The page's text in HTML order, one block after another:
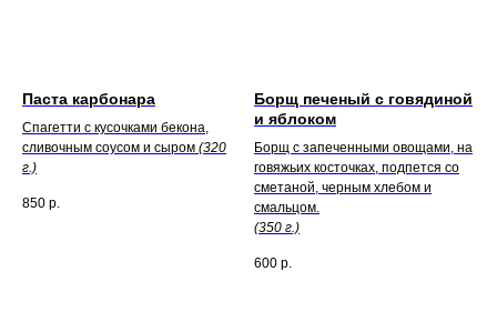
Паста карбонара
Спагетти с кусочками бекона,
сливочным соусом и сыром (320
г.)
850 р.
Борщ печеный с говядиной
и яблоком
Борщ с запеченными овощами, на
говяжьих косточках, подпется со
сметаной, черным хлебом и
смальцом.
(350 г.)
600 р.